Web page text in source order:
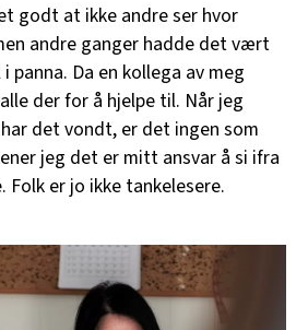
godt at ikke andre ser hvor
andre ganger hadde det vært
Da en kollega av meg
der for å hjelpe til. Når jeg
det vondt, er det ingen som
jeg det er mitt ansvar å si ifra
Folk er jo ikke tankelesere.